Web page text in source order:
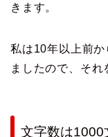
きます。
私は10年以上前
ましたので、それ
文字数は1000